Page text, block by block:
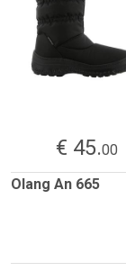
€ 45.00
Olang An 665